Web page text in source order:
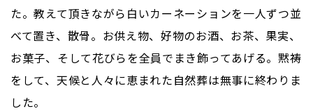
た。教えて頂きながら白いカーネーションを一人ずつ並
べて置き、散骨。お供え物、好物のお酒、お茶、果実、
お菓子、そして花びらを全員でまき飾ってあげる。黙祷
をして、天候と人々に恵まれた自然葬は無事に終わりま
した。